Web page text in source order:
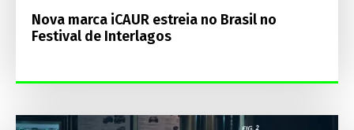
Nova marca iCAUR estreia no Brasil no
Festival de Interlagos